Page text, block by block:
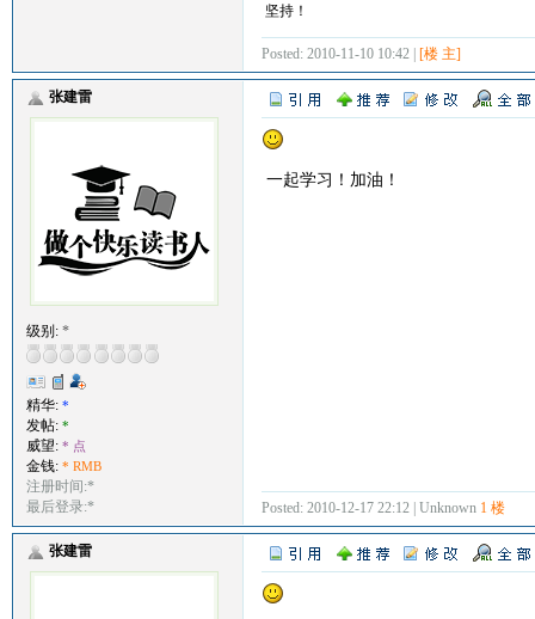
坚持！
Posted: 2010-11-10 10:42 | [楼 主]
张建雷
级别: *
精华: *
发帖: *
威望: * 点
金钱: * RMB
注册时间:*
最后登录:*
一起学习！加油！
Posted: 2010-12-17 22:12 | Unknown 1 楼
张建雷